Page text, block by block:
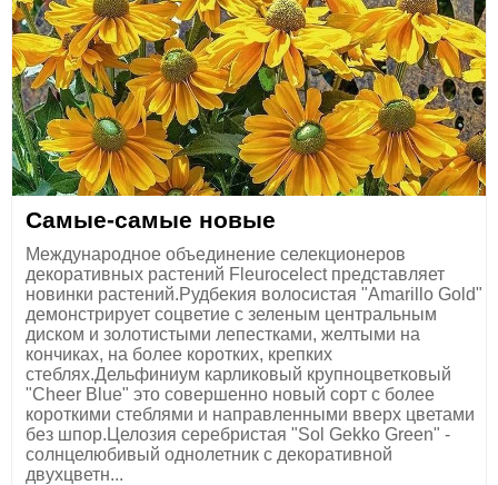
Самые-самые новые
Международное объединение селекционеров
декоративных растений Fleurocelect представляет
новинки растений.Рудбекия волосистая "Amarillo Gold"
демонстрирует соцветие с зеленым центральным
диском и золотистыми лепестками, желтыми на
кончиках, на более коротких, крепких
стеблях.Дельфиниум карликовый крупноцветковый
"Cheer Blue" это совершенно новый сорт с более
короткими стеблями и направленными вверх цветами
без шпор.Целозия серебристая "Sol Gekko Green" -
солнцелюбивый однолетник с декоративной
двухцветн...